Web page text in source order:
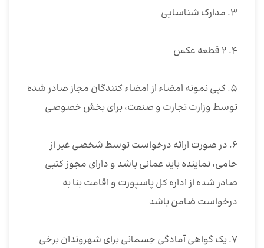
۳. مدارک شناسایی
۴. ۲ قطعه عکس
۵. کپی نمونه امضاء از امضاء کنندگان مجاز صادر شده
توسط وزارت تجارت و صنعت، برای بخش خصوصی
۶. در صورت ارائه درخواست توسط شخصی غیر از
حامی، نماینده باید عمانی باشد و دارای مجوز کتبی
صادر شده از اداره کل پاسپورت و اقامت بنا به
درخواست ضامن باشد
۷. یک گواهی آمادگی جسمانی برای شهروندان برخی